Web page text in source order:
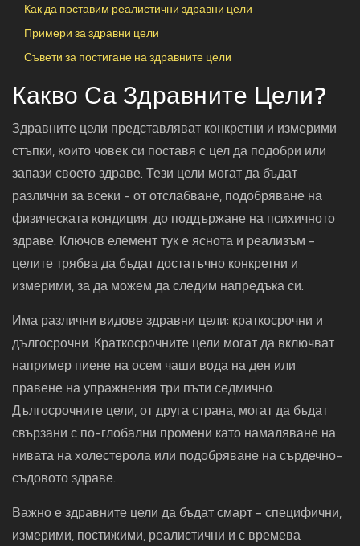
Как да поставим реалистични здравни цели
Примери за здравни цели
Съвети за постигане на здравните цели
Какво Са Здравните Цели?
Здравните цели представляват конкретни и измерими
стъпки, които човек си поставя с цел да подобри или
запази своето здраве. Тези цели могат да бъдат
различни за всеки - от отслабване, подобряване на
физическата кондиция, до поддържане на психичното
здраве. Ключов елемент тук е яснота и реализъм -
целите трябва да бъдат достатъчно конкретни и
измерими, за да можем да следим напредъка си.
Има различни видове здравни цели: краткосрочни и
дългосрочни. Краткосрочните цели могат да включват
например пиене на осем чаши вода на ден или
правене на упражнения три пъти седмично.
Дългосрочните цели, от друга страна, могат да бъдат
свързани с по-глобални промени като намаляване на
нивата на холестерола или подобряване на сърдечно-
съдовото здраве.
Важно е здравните цели да бъдат смарт - специфични,
измерими, постижими, реалистични и с времева